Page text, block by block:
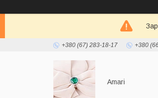
+380 (67) 283-18-17 +380
Amari